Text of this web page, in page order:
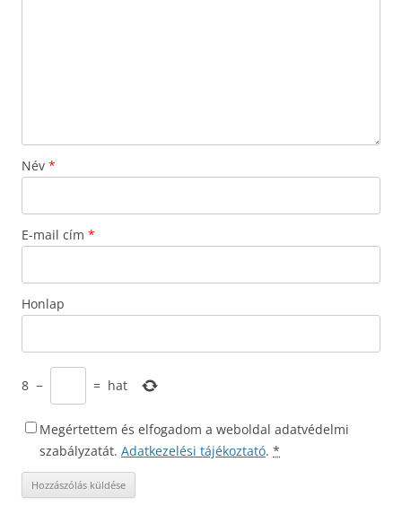
Név *
E-mail cím *
Honlap
8 − = hat
Megértettem és elfogadom a weboldal adatvédelmi
szabályzatát. Adatkezelési tájékoztató. *